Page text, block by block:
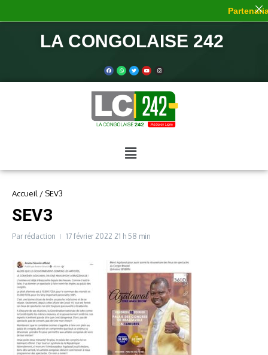
LA CONGOLAISE 242
Accueil / SEV3
SEV3
Par rédaction 17 février 2022 21 h 58 min